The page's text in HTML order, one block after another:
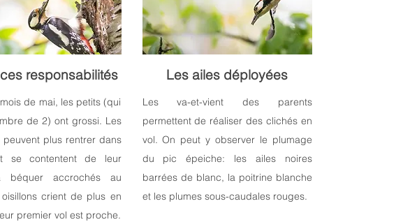
responsabilités
de mai, les petits (qui
de 2) ont grossi. Les
peuvent plus rentrer dans
se contentent de leur
béquer accrochés au
crient de plus en
premier vol est proche.
Les ailes déployées
Les va-et-vient des parents
permettent de réaliser des clichés en
vol. On peut y observer le plumage
du pic épeiche: les ailes noires
barrées de blanc, la poitrine blanche
et les plumes sous-caudales rouges.